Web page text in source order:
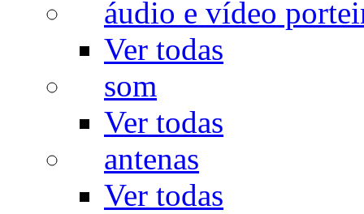
áudio e vídeo
Ver todas
som
Ver todas
antenas
Ver todas